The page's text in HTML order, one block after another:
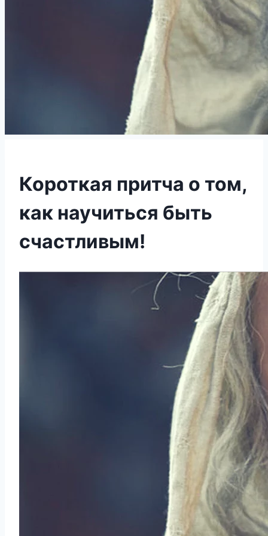
Короткая притча о том,
как научиться быть
счастливым!